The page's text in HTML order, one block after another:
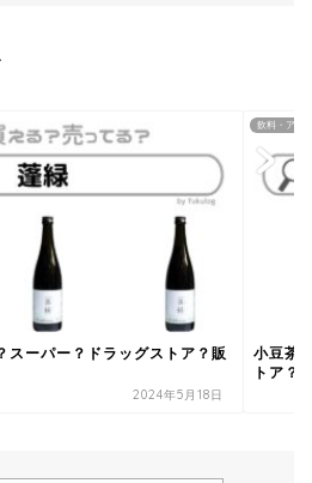
スーパー？ドラッグストア？販
2024年5月18日
飲料・アル
小豆茶
トア？